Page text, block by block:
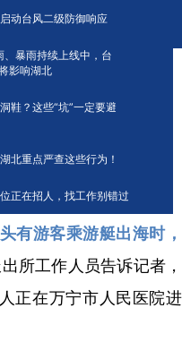
动台风二级防御响应
暴雨持续上线中，台
影响湖北
鞋？这些“坑”一定要避
北重点严查这些行为！
正在招人，找工作别错过
遇难！
有游客乘游艇出海时，
所工作人员告诉记者，
人正在万宁市人民医院进